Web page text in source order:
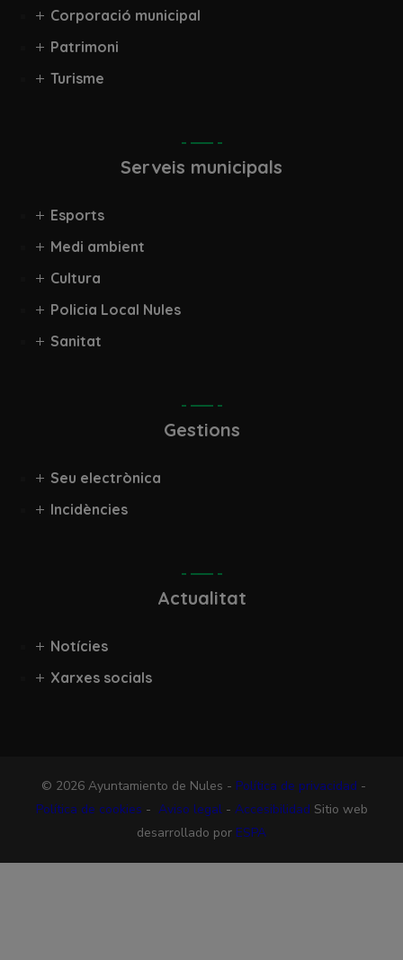
Corporació municipal
Patrimoni
Turisme
Serveis municipals
Esports
Medi ambient
Cultura
Policia Local Nules
Sanitat
Gestions
Seu electrònica
Incidències
Actualitat
Notícies
Xarxes socials
© 2026 Ayuntamiento de Nules - Política de privacidad -
Política de cookies - Aviso legal- Accesibilidad Sitio web
desarrollado por ESPA